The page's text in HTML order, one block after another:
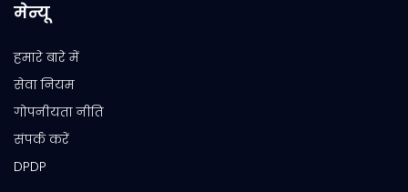
मेन्यू
हमारे बारे में
सेवा नियम
गोपनीयता नीति
संपर्क करें
DPDP